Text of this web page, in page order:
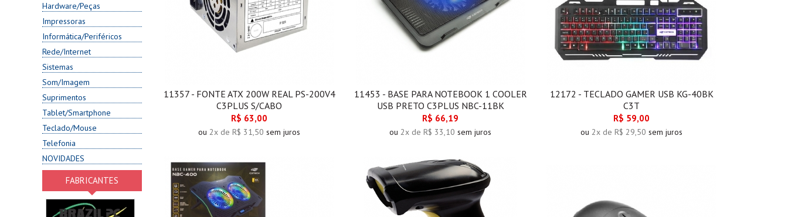
Hardware/Peças
Impressoras
Informática/Periféricos
Rede/Internet
Sistemas
Som/Imagem
Suprimentos
Tablet/Smartphone
Teclado/Mouse
Telefonia
NOVIDADES
FABRICANTES
11357 - FONTE ATX 200W REAL PS-200V4
C3PLUS S/CABO
R$ 63,00
ou 2x de R$ 31,50 sem juros
11453 - BASE PARA NOTEBOOK 1 COOLER
USB PRETO C3PLUS NBC-11BK
R$ 66,19
ou 2x de R$ 33,10 sem juros
12172 - TECLADO GAMER USB KG-40BK
C3T
R$ 59,00
ou 2x de R$ 29,50 sem juros